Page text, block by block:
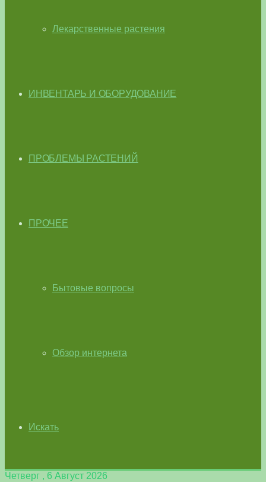
Лекарственные растения
ИНВЕНТАРЬ И ОБОРУДОВАНИЕ
ПРОБЛЕМЫ РАСТЕНИЙ
ПРОЧЕЕ
Бытовые вопросы
Обзор интернета
Искать
Четверг , 6 Август 2026